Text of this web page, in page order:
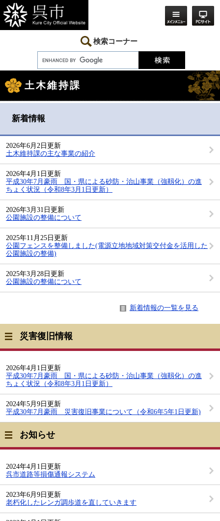
ー
ジ
の
ニ
ュ
ー
本
へ
検索コーナー
文
土木維持課
新着情報
2026年6月2日更新
土木維持課の主な事業の紹介
2026年4月1日更新
平成30年7月豪雨 国・県による砂防・治山事業（強靱化）の進
ちょく状況（令和8年3月1日更新）
2026年3月31日更新
公園施設の整備について
2025年11月25日更新
公園フェンスを整備しました(電源立地地域対策交付金を活用した
公園施設の整備)
2025年3月28日更新
公園施設の整備について
新着情報の一覧を見る
災害復旧情報
2026年4月1日更新
平成30年7月豪雨 国・県による砂防・治山事業（強靱化）の進
ちょく状況（令和8年3月1日更新）
2024年5月9日更新
平成30年7月豪雨 災害復旧事業について（令和6年5年1日更新)
お知らせ
2024年4月1日更新
呉市道路等損傷通報システム
2023年6月9日更新
老朽化したレンガ調歩道を直していきます